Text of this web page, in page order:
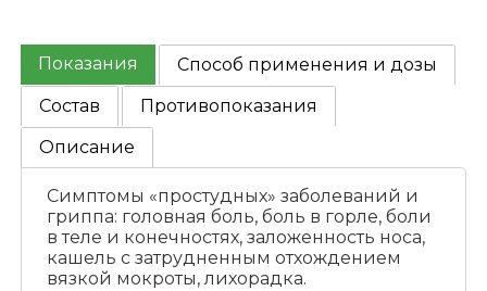
Показания
Способ применения и дозы
Состав
Противопоказания
Описание
Симптомы «простудных» заболеваний и
гриппа: головная боль, боль в горле, боли
в теле и конечностях, заложенность носа,
кашель с затрудненным отхождением
вязкой мокроты, лихорадка.